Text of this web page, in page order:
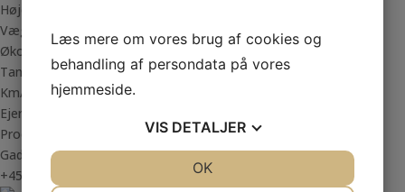
Højde: 155 cm
Vægt: 2.193 kg
Økonomi
Tank: L
Km/l:
Ejerafgift/halvår: 420 DKK
Produktionsår: -
Gadeberg Auto ApS - Nordre Kobbelvej 5 - 7000 Fredericia - Tlf.
+4575930213 - Email: salg@gadeberg-auto.dk
Læs mere om vores brug af cookies og
behandling af persondata på vores
hjemmeside.
VIS DETALJER
OK